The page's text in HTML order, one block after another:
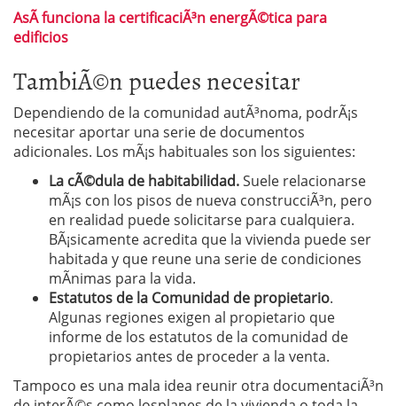
AsÃ­ funciona la certificaciÃ³n energÃ©tica para
edificios
TambiÃ©n puedes necesitar
Dependiendo de la comunidad autÃ³noma, podrÃ¡s
necesitar aportar una serie de documentos
adicionales. Los mÃ¡s habituales son los siguientes:
La cÃ©dula de habitabilidad.Suele relacionarse
mÃ¡s con los pisos de nueva construcciÃ³n, pero
en realidad puede solicitarse para cualquiera.
BÃ¡sicamente acredita que la vivienda puede ser
habitada y que reune una serie de condiciones
mÃ­nimas para la vida.
Estatutos de la Comunidad de propietario.
Algunas regiones exigen al propietario que
informe de los estatutos de la comunidad de
propietarios antes de proceder a la venta.
Tampoco es una mala idea reunir otra documentaciÃ³n